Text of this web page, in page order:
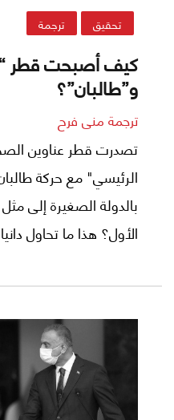
تحقيق ترجمة
كيف أصبحت قطر
و”طالبان”؟
ترجمة منى فرح
تصدرت قطر عناوين
الرئيسي" مع حركة
بالدولة الصغيرة إلى
الأول؟ هذا ما تحاول
تفاصيل سعي قطر
وكيف ساعدها "دور
تعرضت في العام 2016.